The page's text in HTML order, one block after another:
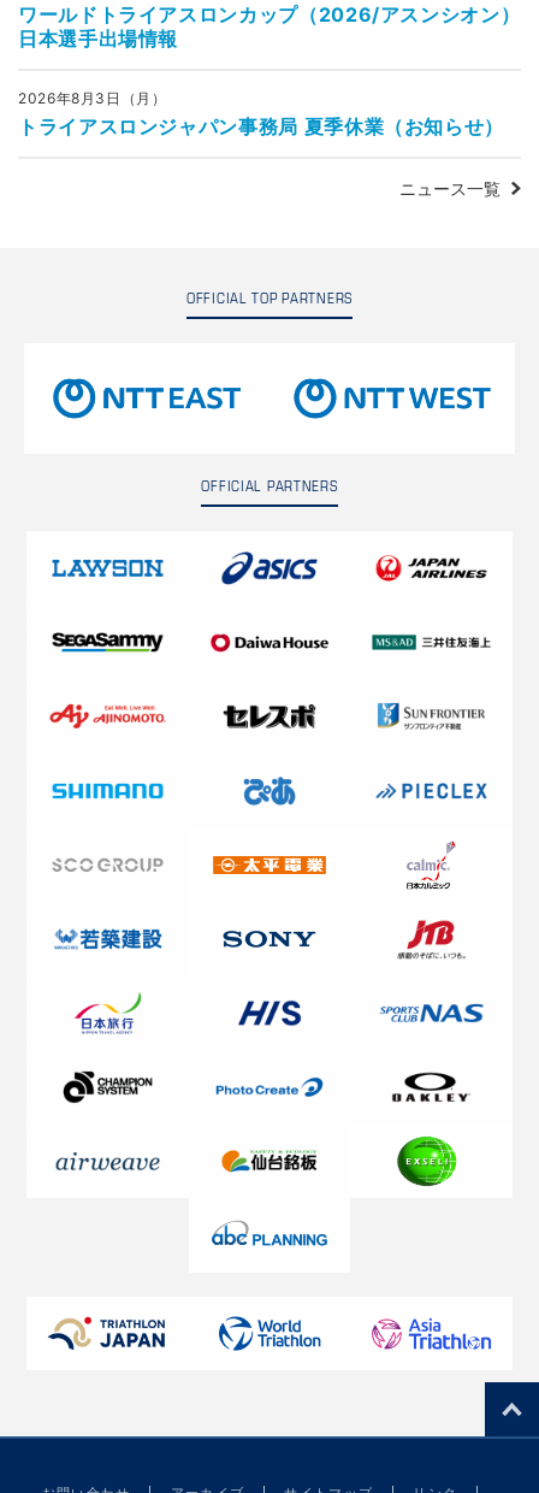
ワールドトライアスロンカップ（2026/アスンシオン）
日本選手出場情報
2026年8月3日（月）
トライアスロンジャパン事務局 夏季休業（お知らせ）
ニュース一覧
OFFICIAL TOP PARTNERS
OFFICIAL PARTNERS